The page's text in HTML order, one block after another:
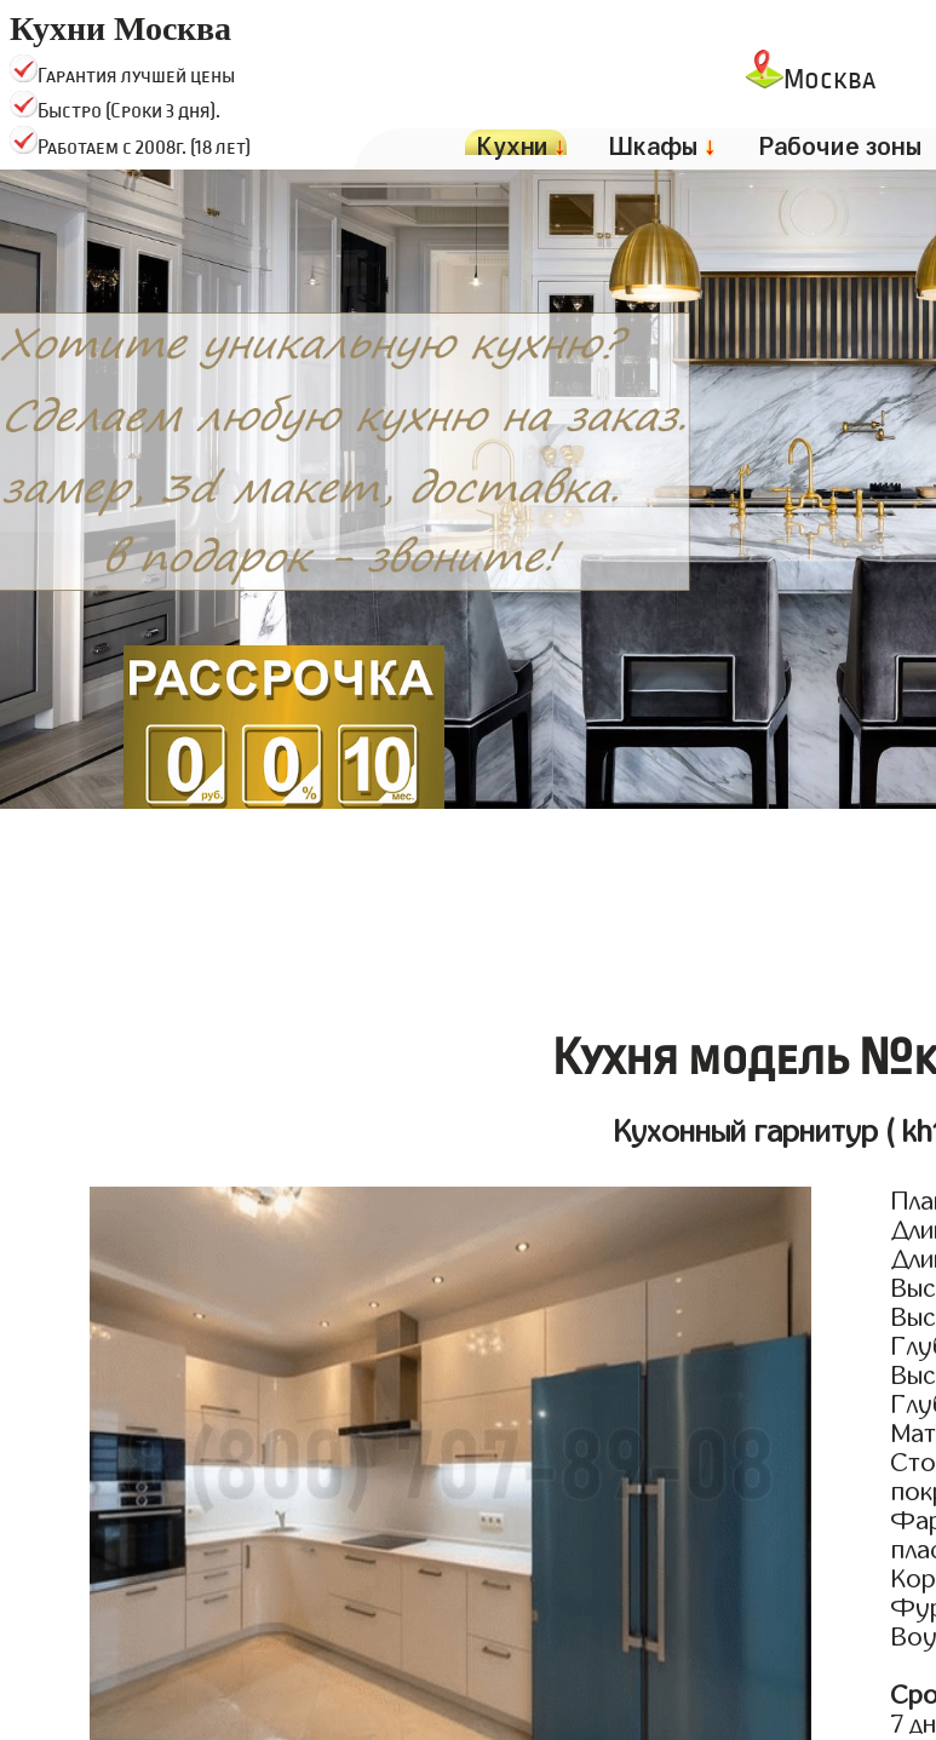
Кухни Москва
Гарантия лучшей цены
Быстро (Сроки 3 дня).
Работаем с 2008г. (18 лет)
Москва
Кухни↓ Шкафы ↓ Рабочие зоны
Кухня модель
Кухонный гарнитур (
7